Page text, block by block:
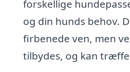
forskellige
og din hunds behov.
firbenede ven, men
tilbydes, og kan